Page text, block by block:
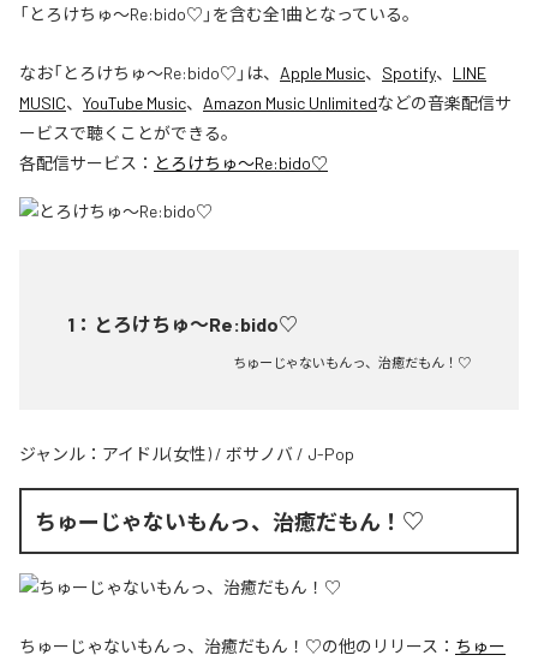
「とろけちゅ〜Re:bido♡」を含む全1曲となっている。
なお「とろけちゅ〜Re:bido♡ 」は、 Apple Music、 Spotify、 LINE
MUSIC、 YouTube Music、 Amazon Music Unlimitedなどの音楽配信サ
ービスで聴くことができる。
各配信サービス： とろけちゅ〜Re:bido♡
1 ： とろけちゅ〜Re:bido♡
ちゅーじゃないもんっ、治癒だもん！♡
ジャンル： アイドル(女性) / ボサノバ / J-Pop
ちゅーじゃないもんっ、治癒だもん！♡
ちゅーじゃないもんっ、治癒だもん！♡の他のリリース： ちゅー